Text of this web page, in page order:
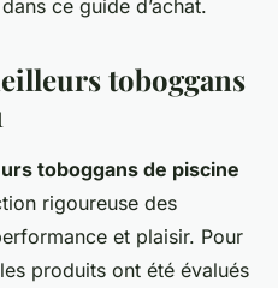
ce guide d’achat.
toboggans
toboggans de piscine
rigoureuse des
et plaisir. Pour
produits ont été évalués